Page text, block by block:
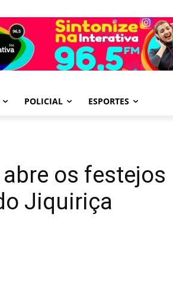
POLICIAL ESPORTES
os festejos
Jiquiriça